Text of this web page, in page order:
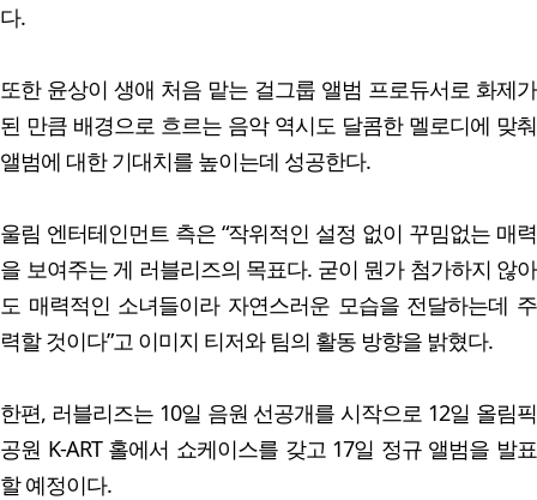
다.
또한 윤상이 생애 처음 맡는 걸그룹 앨범 프로듀서로 화제가
된 만큼 배경으로 흐르는 음악 역시도 달콤한 멜로디에 맞춰
앨범에 대한 기대치를 높이는데 성공한다.
울림 엔터테인먼트 측은 “작위적인 설정 없이 꾸밈없는 매력
을 보여주는 게 러블리즈의 목표다. 굳이 뭔가 첨가하지 않아
도 매력적인 소녀들이라 자연스러운 모습을 전달하는데 주
력할 것이다”고 이미지 티저와 팀의 활동 방향을 밝혔다.
한편, 러블리즈는 10일 음원 선공개를 시작으로 12일 올림픽
공원 K-ART 홀에서 쇼케이스를 갖고 17일 정규 앨범을 발표
할 예정이다.